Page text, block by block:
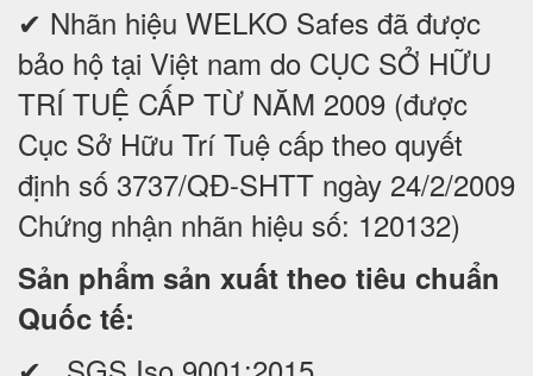
✔ Nhãn hiệu WELKO Safes đã được
bảo hộ tại Việt nam do CỤC SỞ HỮU
TRÍ TUỆ CẤP TỪ NĂM 2009 (được
Cục Sở Hữu Trí Tuệ cấp theo quyết
định số 3737/QĐ-SHTT ngày 24/2/2009
Chứng nhận nhãn hiệu số: 120132)
Sản phẩm sản xuất theo tiêu chuẩn
Quốc tế: